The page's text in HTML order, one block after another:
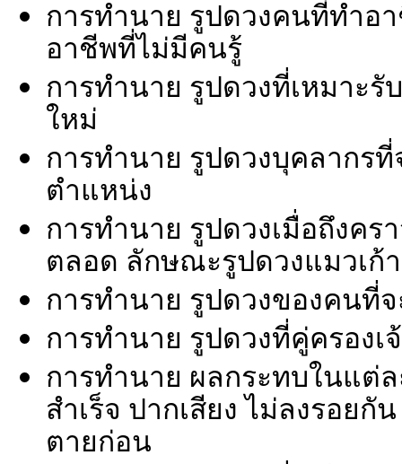
การทำนาย รูปดวงคนที่ทำอ
อาชีพที่ไม่มีคนรู้
การทำนาย รูปดวงที่เหมาะรั
ใหม่
การทำนาย รูปดวงบุคลากร
ตำแหน่ง
การทำนาย รูปดวงเมื่อถึงค
ตลอด ลักษณะรูปดวงแมวเก้
การทำนาย รูปดวงของคนที่
การทำนาย รูปดวงที่คู่ครอง
การทำนาย ผลกระทบในแต่
สำเร็จ ปากเสียง ไม่ลงรอย
ตายก่อน